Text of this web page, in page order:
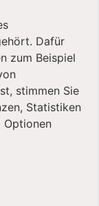
Dafür
zum Beispiel
stimmen Sie
Statistiken
Optionen